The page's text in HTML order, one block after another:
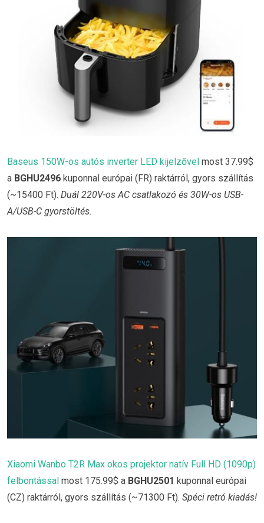
Baseus 150W-os autós inverter LED kijelzővel most 37.99$
a BGHU2496 kuponnal európai (FR) raktárról, gyors szállítás
(~15400 Ft). Duál 220V-os AC csatlakozó és 30W-os USB-
A/USB-C gyorstöltés.
Xiaomi Wanbo T2R Max okos projektor natív Full HD (1090p)
felbontással most 175.99$ a BGHU2501 kuponnal európai
(CZ) raktárról, gyors szállítás (~71300 Ft). Spéci retró kiadás!